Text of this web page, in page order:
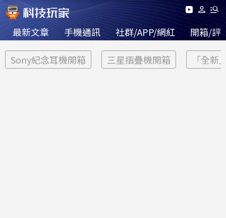
最新文章 手機通訊 社群/APP/網紅 開箱/評
Sony紀念耳機開箱 三星摺疊機開箱 「全新